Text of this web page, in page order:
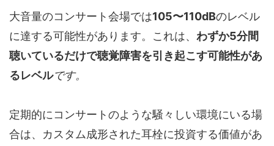
大音量のコンサート会場では105〜110dBのレベル
に達する可能性があります。これは、 わずか5分間
聴いているだけで聴覚障害を引き起こす可能性があ
るレベルです。
定期的にコンサートのような騒々しい環境にいる場
合は、カスタム成形された耳栓に投資する価値があ